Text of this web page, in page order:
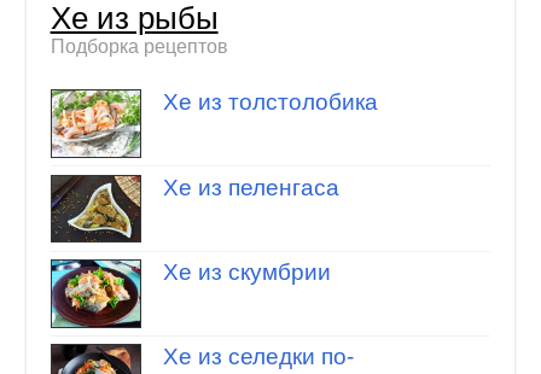
Хе из рыбы
Подборка рецептов
Хе из толстолобика
Хе из пеленгаса
Хе из скумбрии
Хе из селедки по-